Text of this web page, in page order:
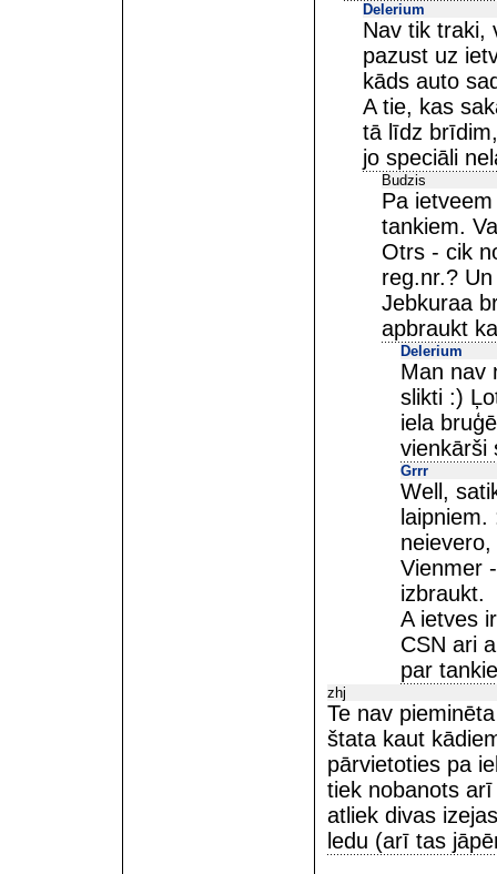
Delerium
Nav tik traki,
pazust uz
kāds auto
A tie, kas
tā līdz
jo speciāli
Budzis
Pa
tankiem.
Otrs - cik
reg.nr.?
Jebkuraa
apbraukt
Delerium
Man nav
slikti :)
iela
vienkārši
Grrr
Well,
Vienmer
izbraukt.
A ietves
CSN ari
par
zhj
Te nav
štata kaut
pārvietoties pa
tiek nobanots
atliek divas
ledu (arī tas